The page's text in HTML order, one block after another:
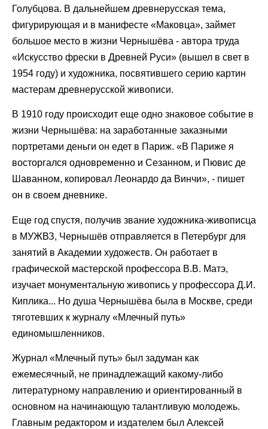
Голубцова. В дальнейшем древнерусская тема,
фигурирующая и в манифесте «Маковца», займет
большое место в жизни Чернышёва - автора труда
«Искусство фрески в Древней Руси» (вышел в свет в
1954 году) и художника, посвятившего серию картин
мастерам древнерусской живописи.
В 1910 году происходит еще одно знаковое событие в
жизни Чернышёва: на заработанные заказными
портретами деньги он едет в Париж. «В Париже я
восторгался одновременно и Сезанном, и Пювис де
Шаванном, копировал Леонардо да Винчи», - пишет
он в своем дневнике.
Еще год спустя, получив звание художника-живописца
в МУЖВЗ, Чернышёв отправляется в Петербург для
занятий в Академии художеств. Он работает в
графической мастерской профессора В.В. Матэ,
изучает монументальную живопись у профессора Д.И.
Киплика... Но душа Чернышёва была в Москве, среди
тяготевших к журналу «Млечный путь»
единомышленников.
Журнал «Млечный путь» был задуман как
ежемесячный, не принадлежащий какому-либо
литературному направлению и ориентированный в
основном на начинающую талантливую молодежь.
Главным редактором и издателем был Алексей